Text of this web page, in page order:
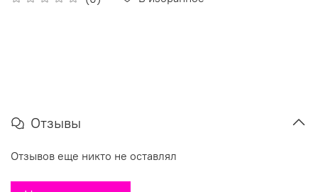
Отзывы
Отзывов еще никто не оставлял